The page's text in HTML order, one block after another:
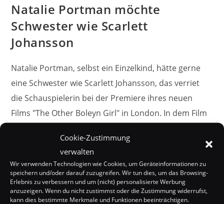
Cookie-Zustimmung
verwalten
Wir verwenden Technologien wie Cookies, um Geräteinformationen zu
speichern und/oder darauf zuzugreifen. Wir tun dies, um das Browsing-
Erlebnis zu verbessern und um (nicht) personalisierte Werbung
anzuzeigen. Wenn du nicht zustimmst oder die Zustimmung widerrufst,
kann dies bestimmte Merkmale und Funktionen beeinträchtigen.
Natalie Portman möchte
Schwester wie Scarlett
Johansson
Natalie Portman, selbst ein Einzelkind, hätte gerne
eine Schwester wie Scarlett Johansson, das verriet
die Schauspielerin bei der Premiere ihres neuen
Films "The Other Boleyn Girl" in London. In dem Film
übrigens die Schwestern Anne and Mary Boleyn.
0 KOMMENTARE 22. FEBRUAR 2008